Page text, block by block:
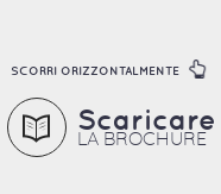
SCORRI ORIZZONTALMENTE
Scaricare
LA BROCHURE